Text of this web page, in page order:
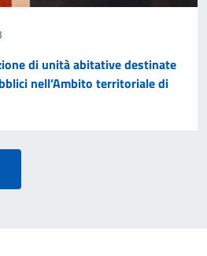
di unità abitative destinate
nell’Ambito territoriale di